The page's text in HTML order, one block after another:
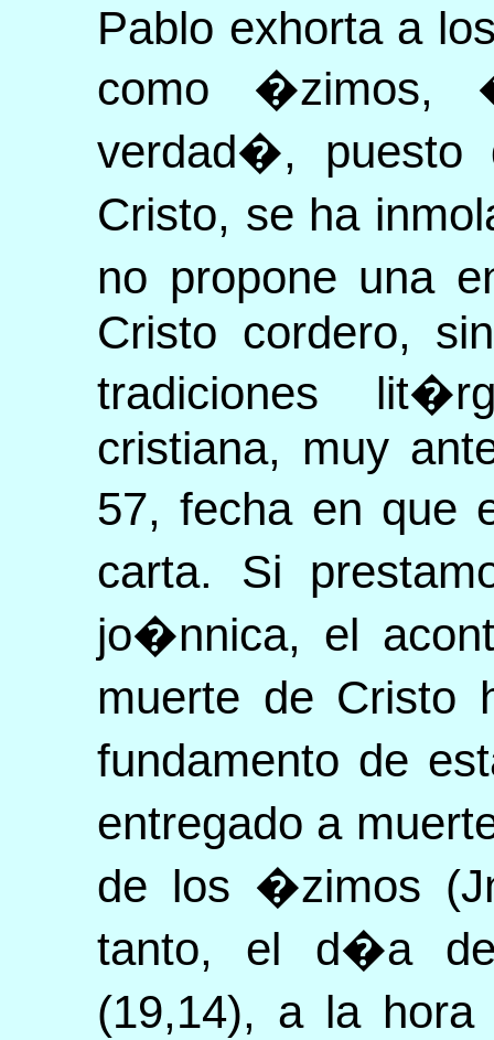
Pablo exhorta a
como
verdad�, puesto
Cristo, se ha
no propone una
Cristo cordero,
tradiciones
cristiana, muy
57, fecha en que
carta. Si
jo�nnica, el
muerte de Cristo
fundamento de
entregado a
de los �zimos
tanto, el d�a
(19,14), a la